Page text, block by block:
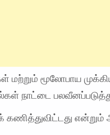
மற்றும் மூலோபாய
நாட்டை
என்றும்